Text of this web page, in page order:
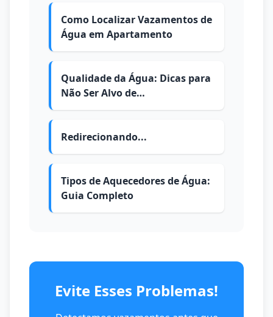
Como Localizar Vazamentos de
Água em Apartamento
Qualidade da Água: Dicas para
Não Ser Alvo de
Contaminações
Redirecionando...
Tipos de Aquecedores de Água:
Guia Completo
Evite Esses Problemas!